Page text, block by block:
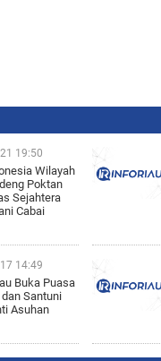
19:50
Wilayah
Poktan
Sejahtera
Cabai
14:49
Buka Puasa
Santuni
Asuhan